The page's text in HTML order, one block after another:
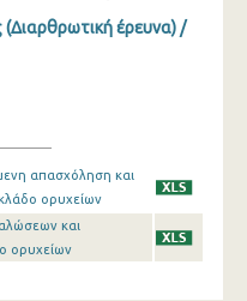
έρευνα) /
απασχόληση και
ορυχείων
και
ορυχείων